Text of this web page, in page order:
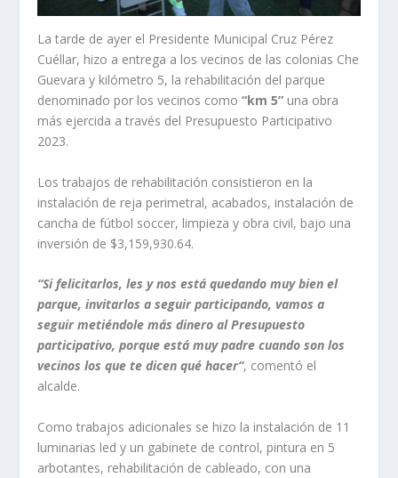
La tarde de ayer el Presidente Municipal Cruz Pérez
Cuéllar, hizo a entrega a los vecinos de las colonias Che
Guevara y kilómetro 5, la rehabilitación del parque
denominado por los vecinos como“km 5” una obra
más ejercida a través del Presupuesto Participativo
2023.
Los trabajos de rehabilitación consistieron en la
instalación de reja perimetral, acabados, instalación de
cancha de fútbol soccer, limpieza y obra civil, bajo una
inversión de $3,159,930.64.
“Si felicitarlos, les y nos está quedando muy bien el
parque, invitarlos a seguir participando, vamos a
seguir metiéndole más dinero al Presupuesto
participativo, porque está muy padre cuando son los
vecinos los que te dicen qué hacer“, comentó el
alcalde.
Como trabajos adicionales se hizo la instalación de 11
luminarias led y un gabinete de control, pintura en 5
arbotantes, rehabilitación de cableado, con una